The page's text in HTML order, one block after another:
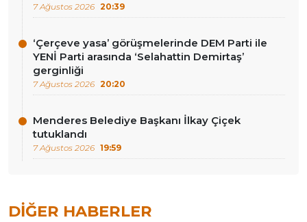
7 Ağustos 2026 20:39
‘Çerçeve yasa’ görüşmelerinde DEM Parti ile
YENİ Parti arasında ‘Selahattin Demirtaş’
gerginliği
7 Ağustos 2026 20:20
Menderes Belediye Başkanı İlkay Çiçek
tutuklandı
7 Ağustos 2026 19:59
DIĞER HABERLER